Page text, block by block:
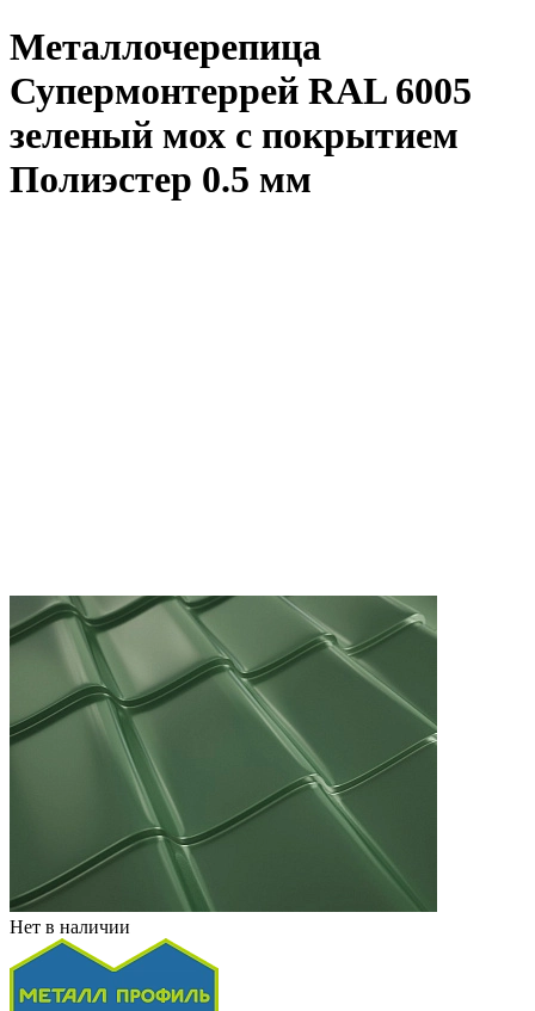
Металлочерепица
Супермонтеррей RAL 6005
зеленый мох с покрытием
Полиэстер 0.5 мм
Нет в наличии